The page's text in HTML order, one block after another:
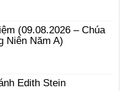
(09.08.2026 – Chúa
Niên Năm A)
Edith Stein